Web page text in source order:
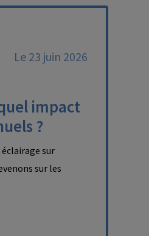
Le 23 juin 2026
impact
?
éclairage sur
sur les